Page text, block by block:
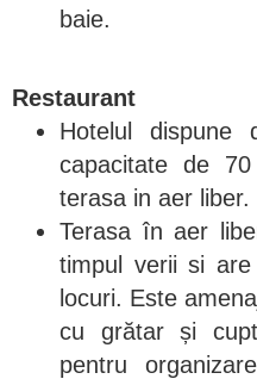
baie.
Restaurant
Hotelul
capacitate de
terasa in aer liber.
Terasa în aer
timpul verii si
locuri. Este
cu grătar și
pentru